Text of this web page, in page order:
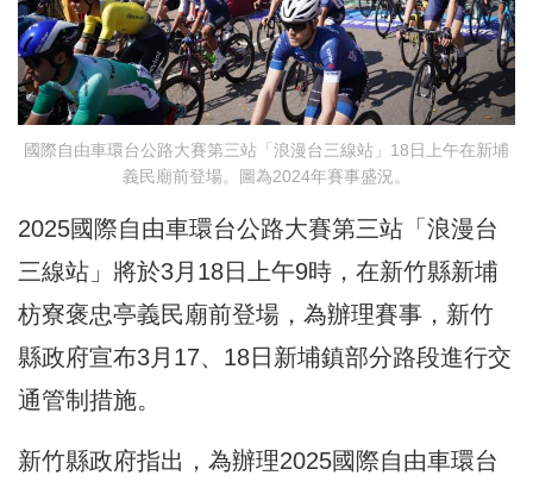
國際自由車環台公路大賽第三站「浪漫台三線站」18日上午在新埔
義民廟前登場。圖為2024年賽事盛況。
2025國際自由車環台公路大賽第三站「浪漫台
三線站」將於3月18日上午9時，在新竹縣新埔
枋寮褒忠亭義民廟前登場，為辦理賽事，新竹
縣政府宣布3月17、18日新埔鎮部分路段進行交
通管制措施。
新竹縣政府指出，為辦理2025國際自由車環台